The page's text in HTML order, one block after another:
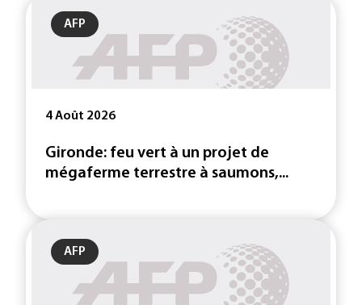
AFP
4 Août 2026
Gironde: feu vert à un projet de
mégaferme terrestre à saumons,...
AFP